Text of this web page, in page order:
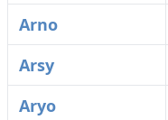
Arno
Arsy
Aryo